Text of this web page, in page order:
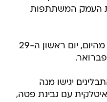
העמק המשתתפות
הפסטיבל יתקיים החל מהיום, יום ראשון ה-29
יגישו מנה
עם גבינת פטה,